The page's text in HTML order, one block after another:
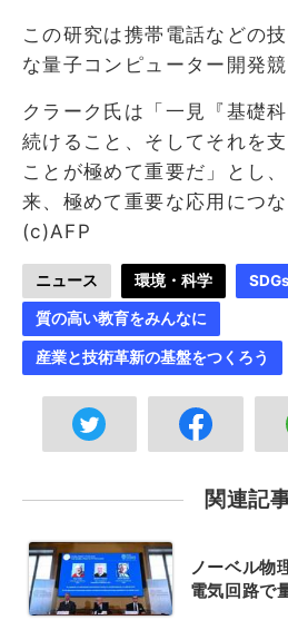
この研究は携帯電話などの
な量子コンピューター開発
クラーク氏は「一見『基礎
続けること、そしてそれを
ことが極めて重要だ」とし
来、極めて重要な応用につ
(c)AFP
ニュース 環境・科学 SDGs
質の高い教育をみんなに
産業と技術革新の基盤をつくろう
関連記
ノーベル物
電気回路で